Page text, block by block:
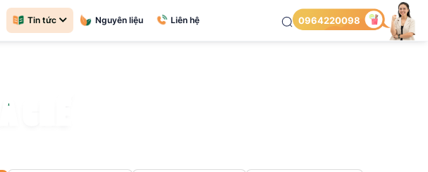
Tin tức Nguyên liệu Liên hệ 0964220098
A